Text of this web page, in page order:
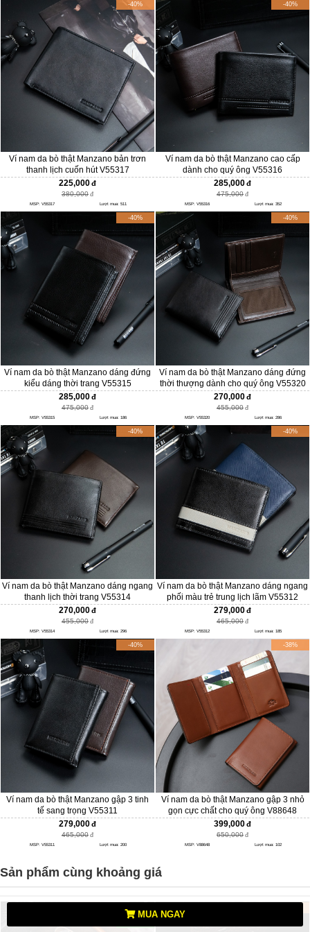
-40%
Ví nam da bò thật Manzano bản trơn
thanh lịch cuốn hút V55317
225,000
380,000
MSP: V55317 Lượt mua: 511
-40%
Ví nam da bò thật Manzano cao cấp
dành cho quý ông V55316
285,000
475,000
MSP: V55316 Lượt mua: 352
-40%
Ví nam da bò thật Manzano dáng đứng
kiểu dáng thời trang V55315
285,000
475,000
MSP: V55315 Lượt mua: 186
-40%
Ví nam da bò thật Manzano dáng đứng
thời thượng dành cho quý ông V55320
270,000
455,000
MSP: V55320 Lượt mua: 286
-40%
Ví nam da bò thật Manzano dáng ngang
thanh lịch thời trang V55314
270,000
455,000
MSP: V55314 Lượt mua: 296
-40%
Ví nam da bò thật Manzano dáng ngang
phối màu trẻ trung lịch lãm V55312
279,000
465,000
MSP: V55312 Lượt mua: 185
-40%
Ví nam da bò thật Manzano gập 3 tinh
tế sang trọng V55311
279,000
465,000
MSP: V55311 Lượt mua: 200
-38%
Ví nam da bò thật Manzano gập 3 nhỏ
gọn cực chất cho quý ông V88648
399,000
650,000
MSP: V88648 Lượt mua: 102
Sản phẩm cùng khoảng giá
MUA NGAY